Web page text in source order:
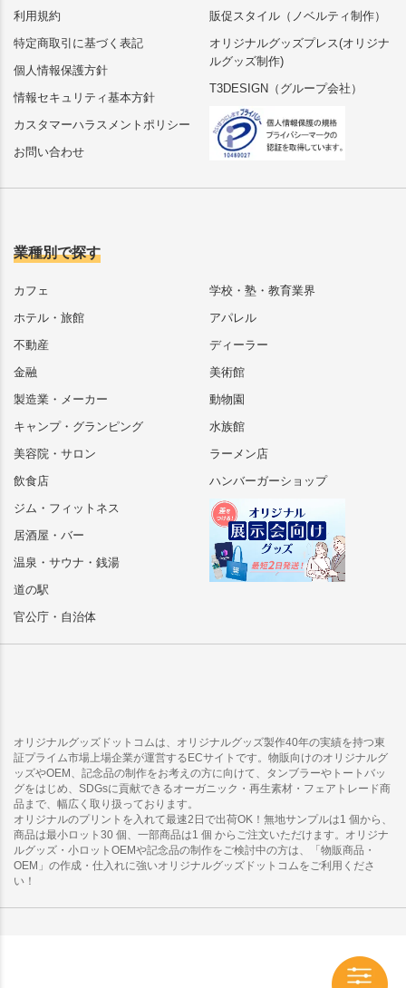
利用規約
特定商取引に基づく表記
個人情報保護方針
情報セキュリティ基本方針
カスタマーハラスメントポリシー
お問い合わせ
販促スタイル（ノベルティ制作）
オリジナルグッズプレス(オリジナ
ルグッズ制作)
T3DESIGN（グループ会社）
業種別で探す
カフェ
ホテル・旅館
不動産
金融
製造業・メーカー
キャンプ・グランピング
美容院・サロン
飲食店
ジム・フィットネス
居酒屋・バー
温泉・サウナ・銭湯
道の駅
官公庁・自治体
学校・塾・教育業界
アパレル
ディーラー
美術館
動物園
水族館
ラーメン店
ハンバーガーショップ
オリジナルグッズドットコムは、オリジナルグッズ製作40年の実績を持つ東
証プライム市場上場企業が運営するECサイトです。物販向けのオリジナルグ
ッズやOEM、記念品の制作をお考えの方に向けて、タンブラーやトートバッ
グをはじめ、SDGsに貢献できるオーガニック・再生素材・フェアトレード商
品まで、幅広く取り扱っております。
オリジナルのプリントを入れて最速2日で出荷OK！無地サンプルは1 個から、
商品は最小ロット30 個、一部商品は1 個 からご注文いただけます。オリジナ
ルグッズ・小ロットOEMや記念品の制作をご検討中の方は、「物販商品・
OEM」の作成・仕入れに強いオリジナルグッズドットコムをご利用くださ
い！